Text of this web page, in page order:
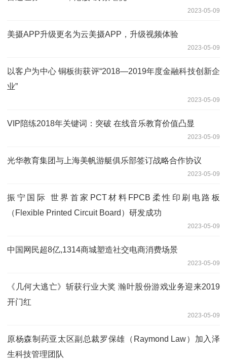
2023-05-09
美摄APP升级更名为云美摄APP，升级视频体验
2023-05-09
以客户为中心 铜板街获评“2018—2019年度金融科技创新企
业”
2023-05-09
VIP陪练2018年关键词：突破 在线音乐教育价值凸显
2023-05-09
光华教育集团与上海美帆游艇俱乐部签订战略合作协议
2023-05-09
振宁国际 世界首家PCT材料FPCB柔性印刷电路板
（Flexible Printed Circuit Board）研发成功
2023-05-09
中国网民超8亿,1314商城塑造社交电商消费场景
2023-05-09
《几何大逃亡》斩获行业大奖 瀚叶股份游戏业务迎来2019
开门红
2023-05-09
原杨森制药亚太区副总裁罗保雄（Raymond Law）加入泽
生科技管理团队